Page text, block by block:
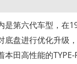
是第六代车型，在
底盘进行优化升级
本田高性能的